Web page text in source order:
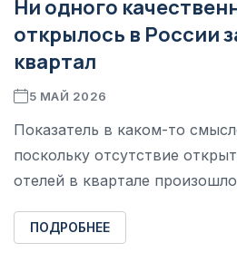
Ни одного
открылось в России
квартал
5 МАЙ 2026
Показатель в каком-то
поскольку отсутствие
отелей в квартале
ПОДРОБНЕЕ